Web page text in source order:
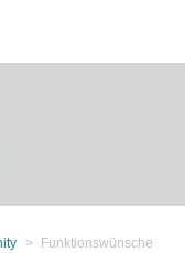
Funktionswünsche